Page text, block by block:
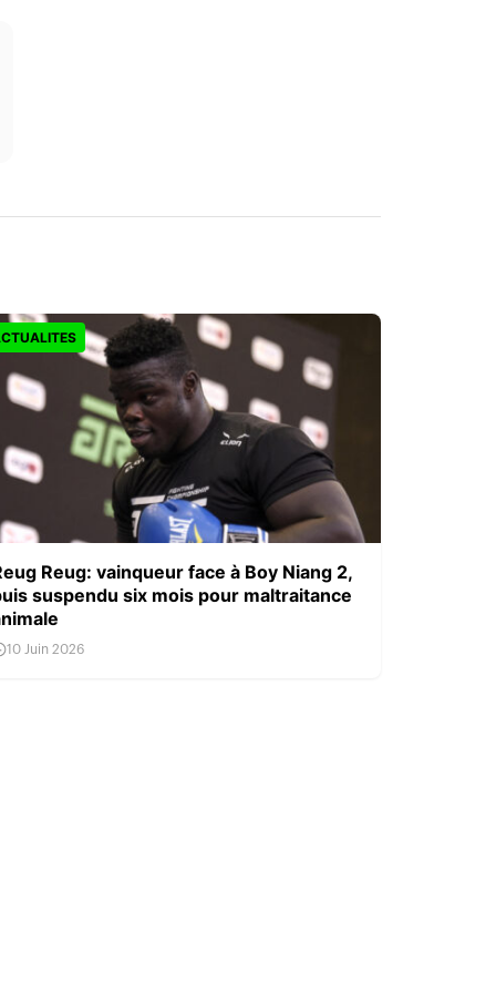
Reug: vainqueur face à Boy Niang 2,
suspendu six mois pour maltraitance
10 Juin 2026